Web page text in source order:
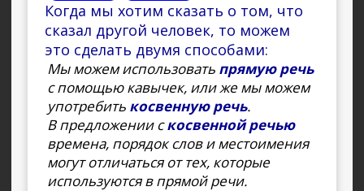
Когда мы хотим сказать о том, что
сказал другой человек, то можем
это сделать двумя способами:
Мы можем использовать прямую речь
с помощью кавычек, или же мы можем
употребить косвенную речь.
В предложении скосвенной речью
времена, порядок слов и местоимения
могут отличаться от тех, которые
используются в прямой речи.